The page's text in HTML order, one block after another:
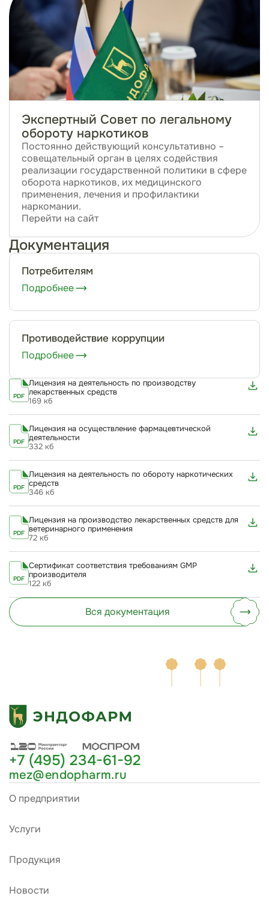
Экспертный Совет по легальному
обороту наркотиков
Постоянно действующий консультативно –
совещательный орган в целях содействия
реализации государственной политики в сфере
оборота наркотиков, их медицинского
применения, лечения и профилактики
наркомании.
Перейти на сайт
Документация
Потребителям
Подробнее
Противодействие коррупции
Подробнее
PDF
Лицензия на деятельность по производству
лекарственных средств
169 кб
PDF
Лицензия на осуществление фармацевтической
деятельности
332 кб
PDF
Лицензия на деятельность по обороту наркотических
средств
346 кб
PDF
Лицензия на производство лекарственных средств для
ветеринарного применения
72 кб
PDF
Сертификат соответствия требованиям GMP
производителя
122 кб
Вся документация
+7 (495) 234-61-92
mez@endopharm.ru
О предприятии
Услуги
Продукция
Новости